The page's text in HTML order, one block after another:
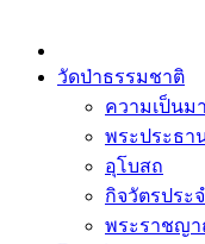
วัดป่าธรรมชาติ
ความเป็นม
พระประธา
อุโบสถ
กิจวัตรประ
พระราชญ